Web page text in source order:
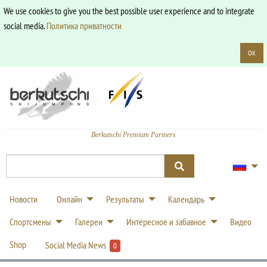
We use cookies to give you the best possible user experience and to integrate
social media.Политика приватности
OK
Berkutschi Premium Partners
Новости Онлайн Результаты
Календарь
Спортсмены
Галереи Интересное и забавное
Видео
Shop
Social Media News 0